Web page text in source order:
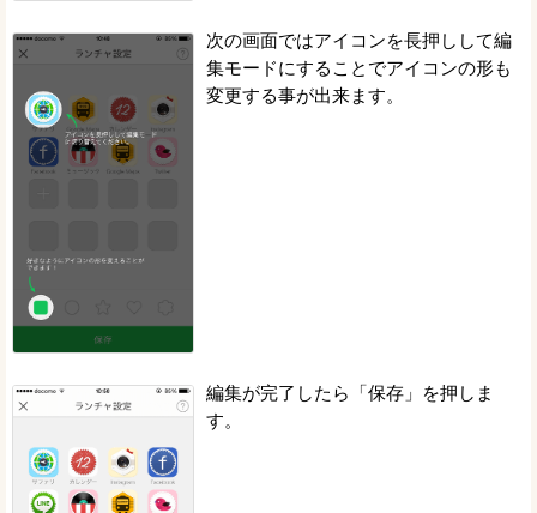
次の画面ではアイコンを長押しして編
集モードにすることでアイコンの形も
変更する事が出来ます。
編集が完了したら「保存」を押しま
す。